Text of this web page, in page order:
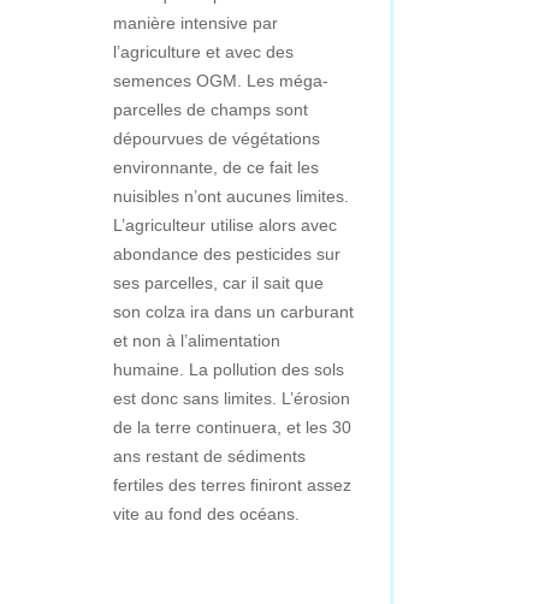
manière intensive par
l’agriculture et avec des
semences OGM. Les méga-
parcelles de champs sont
dépourvues de végétations
environnante, de ce fait les
nuisibles n’ont aucunes limites.
L’agriculteur utilise alors avec
abondance des pesticides sur
ses parcelles, car il sait que
son colza ira dans un carburant
et non à l’alimentation
humaine. La pollution des sols
est donc sans limites. L’érosion
de la terre continuera, et les 30
ans restant de sédiments
fertiles des terres finiront assez
vite au fond des océans.